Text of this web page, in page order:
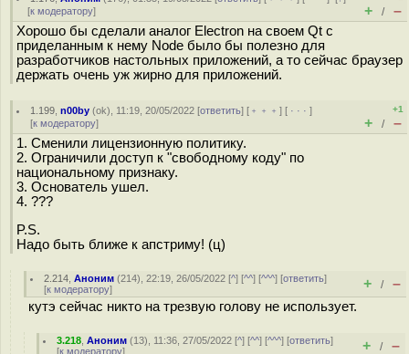
[к модератору] + / –
Хорошо бы сделали аналог Electron на своем Qt с
приделанным к нему Node было бы полезно для
разработчиков настольных приложений, а то сейчас браузер
держать очень уж жирно для приложений.
1.199 ,n00by (ok), 11:19, 20/05/2022 [ответить] [ ﹢﹢﹢] [ · · ·]
[к модератору]
+1
+ / –
1. Сменили лицензионную политику.
2. Ограничили доступ к "свободному коду" по
национальному признаку.
3. Основатель ушел.
4. ???
P.S.
Надо быть ближе к апстриму! (ц)
2.214 ,Аноним (214), 22:19, 26/05/2022 [^] [^^] [^^^] [ответить]
[к модератору] + / –
кутэ сейчас никто на трезвую голову не использует.
3.218 ,Аноним (13), 11:36, 27/05/2022 [^] [^^] [^^^] [ответить]
[к модератору] + / –